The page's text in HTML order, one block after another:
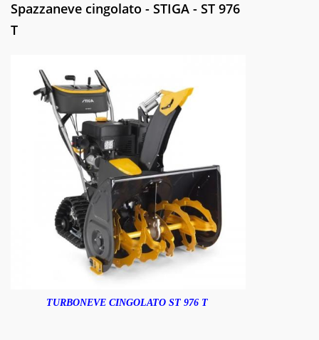
Spazzaneve cingolato - STIGA - ST 976
T
TURBONEVE CINGOLATO ST 976 T